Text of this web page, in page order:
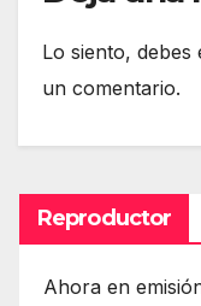
Lo siento, debes
un comentario.
Reproductor
Ahora en